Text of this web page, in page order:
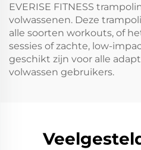
EVERISE FITNESS
volwassenen. Deze
alle soorten workouts, of
sessies of zachte, low-
geschikt zijn voor alle
volwassen gebruikers.